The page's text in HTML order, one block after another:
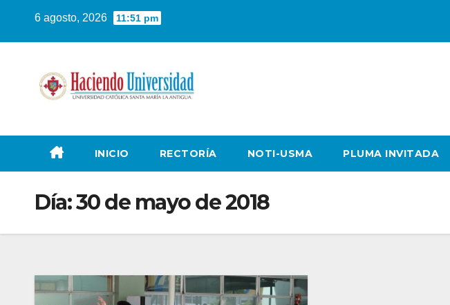
6 agosto, 2026 11:51 pm
INICIO RECTORÍA NOTI-USMA PLUMA INVITADA
Día:30 de mayo de 2018